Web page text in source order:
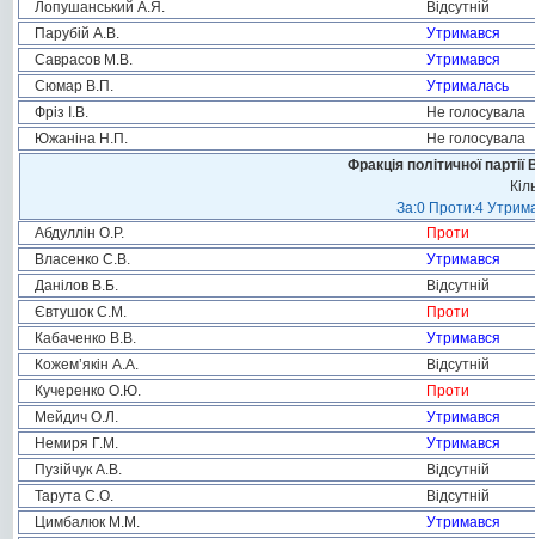
Лопушанський А.Я.
Відсутній
Парубій А.В.
Утримався
Саврасов М.В.
Утримався
Сюмар В.П.
Утрималась
Фріз І.В.
Не голосувала
Южаніна Н.П.
Не голосувала
Фракція політичної
За:0 Проти:4
Абдуллін О.Р.
Проти
Власенко С.В.
Утримався
Данілов В.Б.
Відсутній
Євтушок С.М.
Проти
Кабаченко В.В.
Утримався
Кожем’якін А.А.
Відсутній
Кучеренко О.Ю.
Проти
Мейдич О.Л.
Утримався
Немиря Г.М.
Утримався
Пузійчук А.В.
Відсутній
Тарута С.О.
Відсутній
Цимбалюк М.М.
Утримався